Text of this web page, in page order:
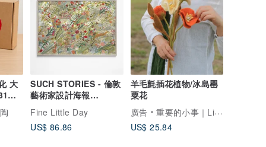
大
出
SUCH STORIES - 倫敦
藝術家設計海報
Fine Little Day
US$ 86.86
羊毛氈插花植物/冰島罌
粟花
廣告
重要的小事｜Little Matter
US$ 25.84